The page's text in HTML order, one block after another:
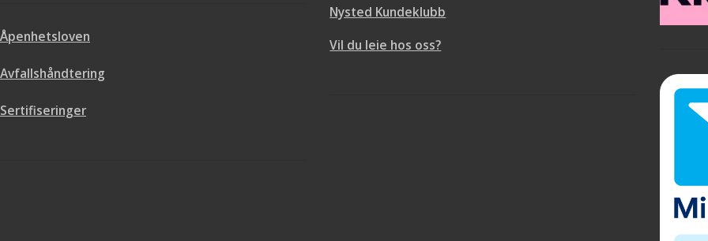
Åpenhetsloven
Avfallshåndtering
Sertifiseringer
Nysted Kundeklubb
Vil du leie hos oss?